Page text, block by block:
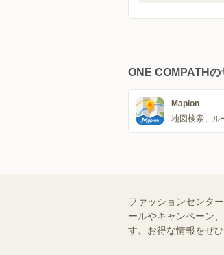
ONE COMPATHの
Mapion
地図検索、ル
ファッションセンタ
ールやキャンペーン
す。お得な情報をぜ